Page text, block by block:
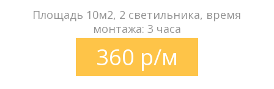
Площадь 10м2, 2 светильника, время
монтажа: 3 часа
360 р/м